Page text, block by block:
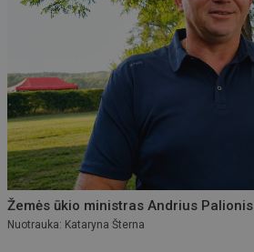
Žemės ūkio ministras Andrius Palionis
Nuotrauka: Kataryna Šterna